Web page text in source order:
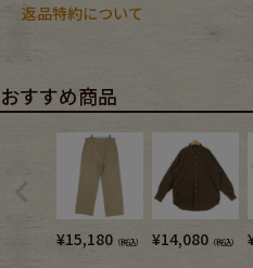
返品特約について
おすすめ商品
¥15,180 （税込） ¥14,080 （税込）